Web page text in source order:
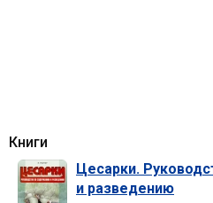
Книги
Цесарки.
и разведению